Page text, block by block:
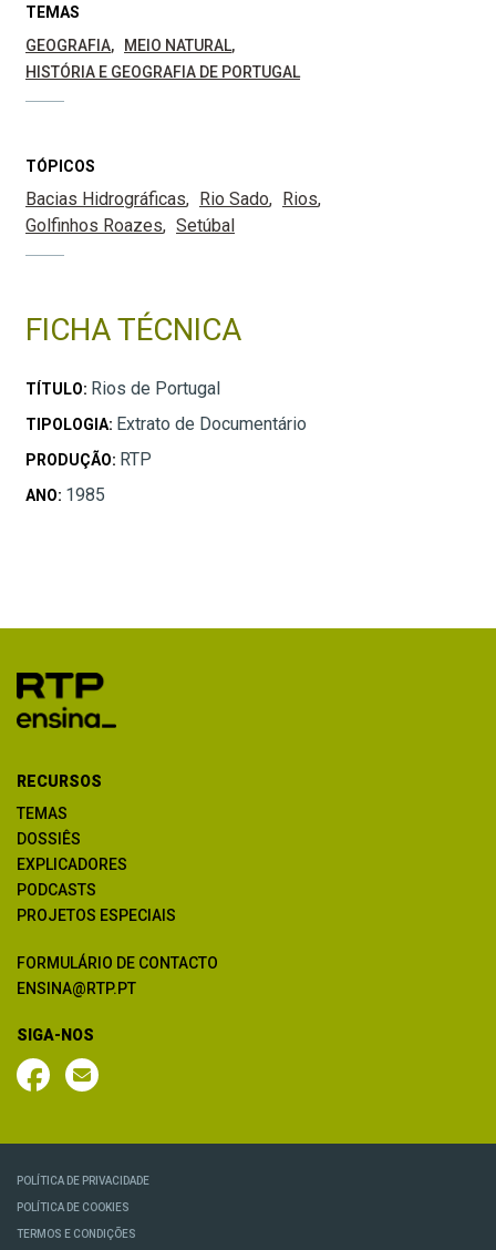
TEMAS
GEOGRAFIA
MEIO NATURAL
HISTÓRIA E GEOGRAFIA DE PORTUGAL
TÓPICOS
Bacias Hidrográficas Rio Sado
Rios
Golfinhos Roazes
Setúbal
FICHA TÉCNICA
TÍTULO: Rios de Portugal
TIPOLOGIA: Extrato de Documentário
PRODUÇÃO: RTP
ANO: 1985
RECURSOS
TEMAS
DOSSIÊS
EXPLICADORES
PODCASTS
PROJETOS ESPECIAIS
FORMULÁRIO DE CONTACTO
ENSINA@RTP.PT
SIGA-NOS
POLÍTICA DE PRIVACIDADE
POLÍTICA DE COOKIES
TERMOS E CONDIÇÕES